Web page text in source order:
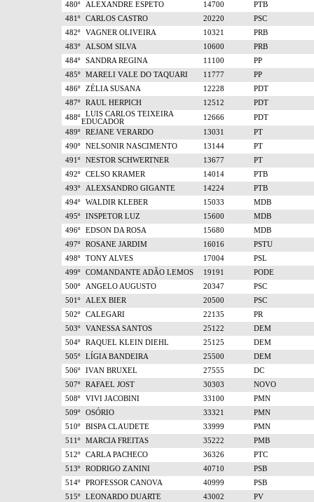
480º
ALEXANDRE ESPETO 14700
PTB
481º
CARLOS CASTRO 20220
PSC
482º
VAGNER OLIVEIRA 10321
PRB
483º
ALSOM SILVA 10600
PRB
484º
SANDRA REGINA 11100
PP
485º
MARELI VALE DO TAQUARI 11777
PP
486º
ZÉLIA SUSANA 12228
PDT
487º
RAUL HERPICH 12512
PDT
488º
LUIS CARLOS TEIXEIRA
EDUCADOR
12666
PDT
489º
REJANE VERARDO 13031
PT
490º
NELSONIR NASCIMENTO 13144
PT
491º
NESTOR SCHWERTNER 13677
PT
492º
CELSO KRAMER 14014
PTB
493º
ALEXSANDRO GIGANTE 14224
PTB
494º
WALDIR KLEBER 15033
MDB
495º
INSPETOR LUZ 15600
MDB
496º
EDSON DA ROSA 15680
MDB
497º
ROSANE JARDIM 16016
PSTU
498º
TONY ALVES 17004
PSL
499º
COMANDANTE ADÃO LEMOS 19191
PODE
500º
ANGELO AUGUSTO 20347
PSC
501º
ALEX BIER 20500
PSC
502º
CALEGARI 22135
PR
503º
VANESSA SANTOS 25122
DEM
504º
RAQUEL KLEIN DIEHL 25125
DEM
505º
LÍGIA BANDEIRA 25500
DEM
506º
IVAN BRUXEL 27555
DC
507º
RAFAEL JOST 30303
NOVO
508º
VIVI JACOBINI 33100
PMN
509º
OSÓRIO 33321
PMN
510º
BISPA CLAUDETE 33999
PMN
511º
MARCIA FREITAS 35222
PMB
512º
CARLA PACHECO 36326
PTC
513º
RODRIGO ZANINI 40710
PSB
514º
PROFESSOR CANOVA 40999
PSB
515º
LEONARDO DUARTE 43002
PV